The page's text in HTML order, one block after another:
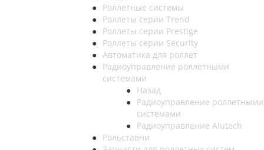
Роллетные системы
Роллеты серии Trend
Роллеты серии Prestige
Роллеты серии Security
Автоматика для роллет
Радиоуправление роллетными
системами
Назад
Радиоуправление роллетными
системами
Радиоуправление Alutech
Рольставни